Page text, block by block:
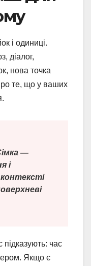
і одиниці.
діалог,
нова точка
те, що у ваших
—
і
підказують: час
Якщо є